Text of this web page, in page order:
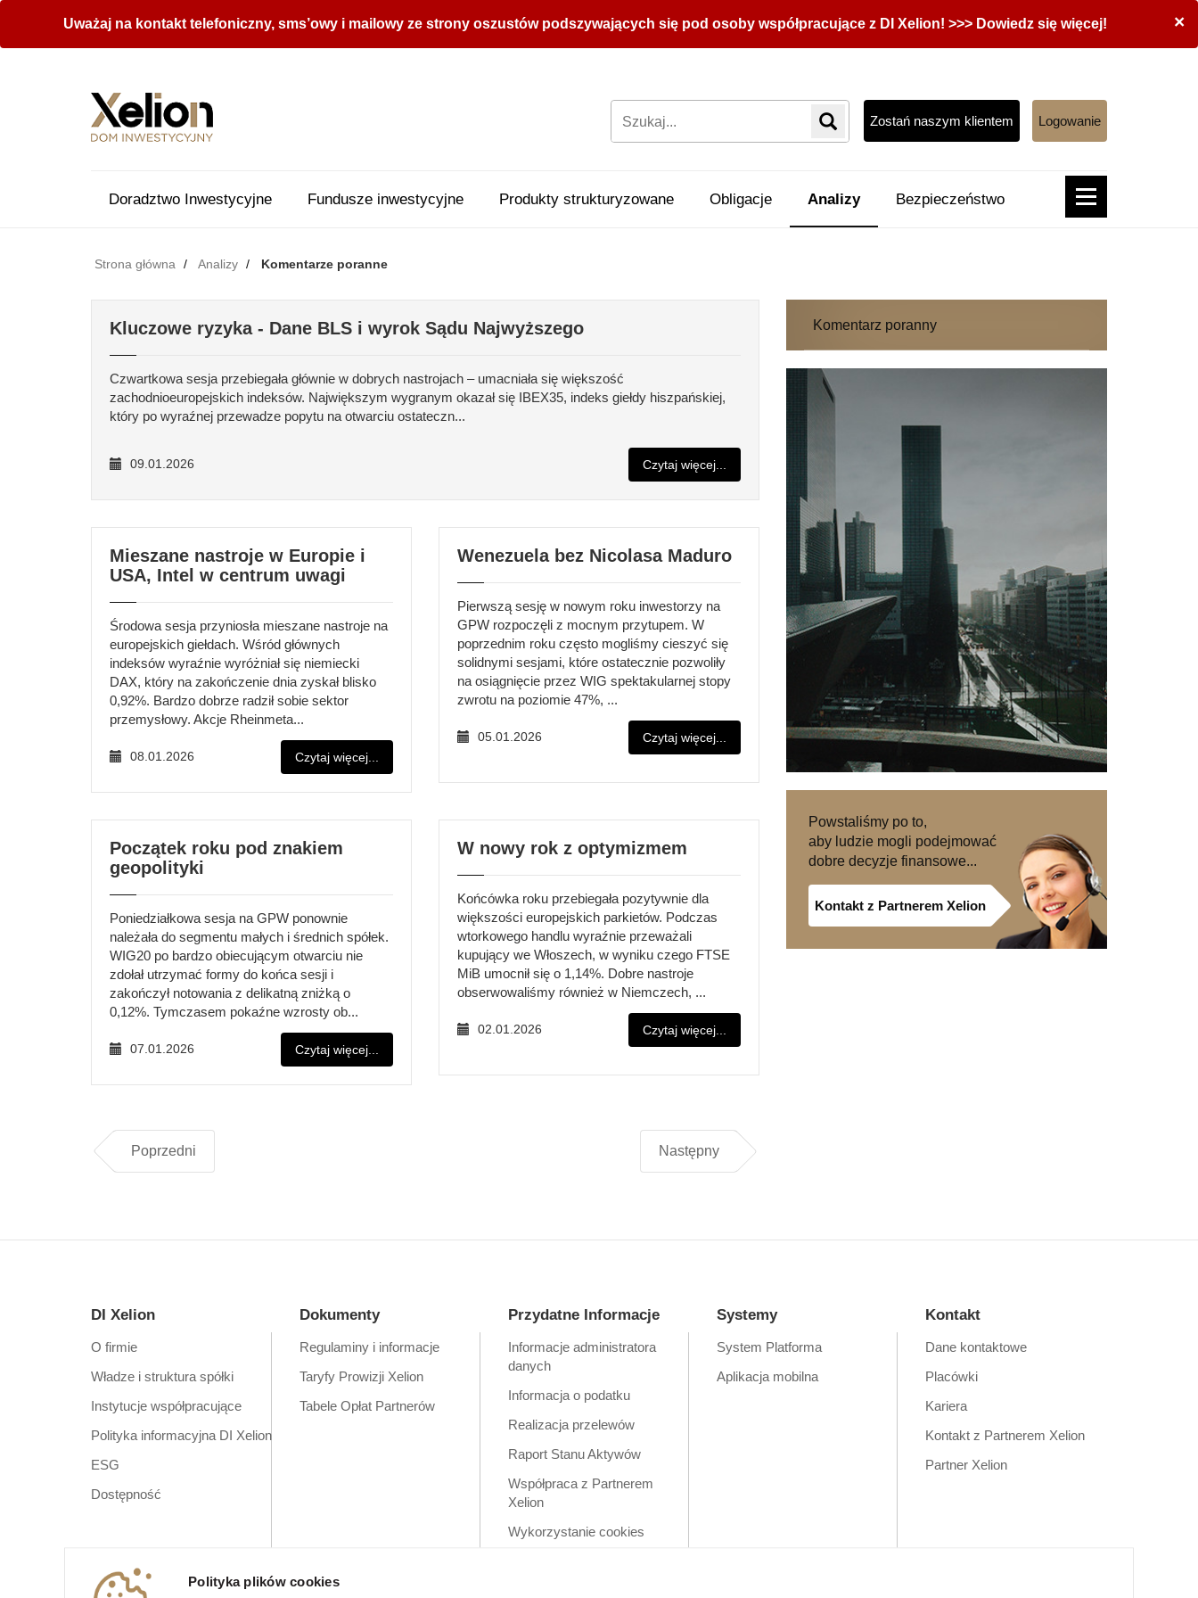
Polityka plików cookies
×
Uważaj na kontakt telefoniczny, sms’owy i mailowy ze strony oszustów podszywających się pod osoby współpracujące z DI Xelion! >>> Dowiedz się więcej!
Zostań naszym klientem Logowanie
Doradztwo Inwestycyjne Fundusze inwestycyjne Produkty strukturyzowane Obligacje Analizy Bezpieczeństwo
Strona główna Analizy Komentarze poranne
Kluczowe ryzyka - Dane BLS i wyrok Sądu Najwyższego
Czwartkowa sesja przebiegała głównie w dobrych nastrojach – umacniała się większość
zachodnioeuropejskich indeksów. Największym wygranym okazał się IBEX35, indeks giełdy hiszpańskiej,
który po wyraźnej przewadze popytu na otwarciu ostateczn...
09.01.2026 Czytaj więcej...
Mieszane nastroje w Europie i
USA, Intel w centrum uwagi
Środowa sesja przyniosła mieszane nastroje na
europejskich giełdach. Wśród głównych
indeksów wyraźnie wyróżniał się niemiecki
DAX, który na zakończenie dnia zyskał blisko
0,92%. Bardzo dobrze radził sobie sektor
przemysłowy. Akcje Rheinmeta...
08.01.2026 Czytaj więcej...
Wenezuela bez Nicolasa Maduro
Pierwszą sesję w nowym roku inwestorzy na
GPW rozpoczęli z mocnym przytupem. W
poprzednim roku często mogliśmy cieszyć się
solidnymi sesjami, które ostatecznie pozwoliły
na osiągnięcie przez WIG spektakularnej stopy
zwrotu na poziomie 47%, ...
05.01.2026 Czytaj więcej...
Początek roku pod znakiem
geopolityki
Poniedziałkowa sesja na GPW ponownie
należała do segmentu małych i średnich spółek.
WIG20 po bardzo obiecującym otwarciu nie
zdołał utrzymać formy do końca sesji i
zakończył notowania z delikatną zniżką o
0,12%. Tymczasem pokaźne wzrosty ob...
07.01.2026 Czytaj więcej...
W nowy rok z optymizmem
Końcówka roku przebiegała pozytywnie dla
większości europejskich parkietów. Podczas
wtorkowego handlu wyraźnie przeważali
kupujący we Włoszech, w wyniku czego FTSE
MiB umocnił się o 1,14%. Dobre nastroje
obserwowaliśmy również w Niemczech, ...
02.01.2026 Czytaj więcej...
Poprzedni Następny
Komentarz poranny
Powstaliśmy po to,
aby ludzie mogli podejmować
dobre decyzje finansowe...
Kontakt z Partnerem Xelion
DI Xelion
O firmie
Władze i struktura spółki
Instytucje współpracujące
Polityka informacyjna DI Xelion
ESG
Dostępność
Dokumenty
Regulaminy i informacje
Taryfy Prowizji Xelion
Tabele Opłat Partnerów
Przydatne Informacje
Informacje administratora
danych
Informacja o podatku
Realizacja przelewów
Raport Stanu Aktywów
Współpraca z Partnerem
Xelion
Wykorzystanie cookies
Systemy
System Platforma
Aplikacja mobilna
Kontakt
Dane kontaktowe
Placówki
Kariera
Kontakt z Partnerem Xelion
Partner Xelion